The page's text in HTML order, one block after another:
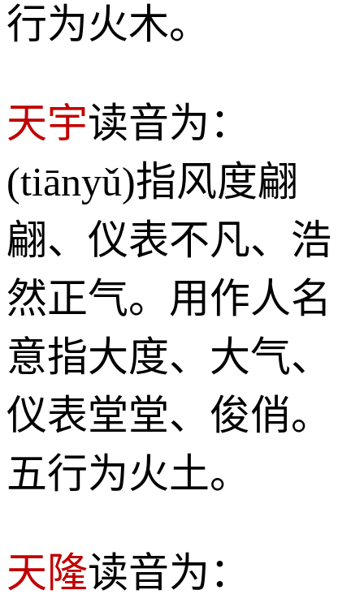
行为火木。
天宇读音为：
(tiānyǔ)指风度翩
翩、仪表不凡、浩
然正气。用作人名
意指大度、大气、
仪表堂堂、俊俏。
五行为火土。
天隆读音为：